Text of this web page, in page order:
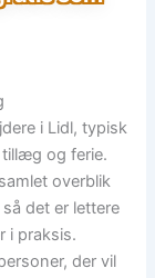
i Lidl, typisk
og ferie.
overblik
det er lettere
i praksis.
der vil